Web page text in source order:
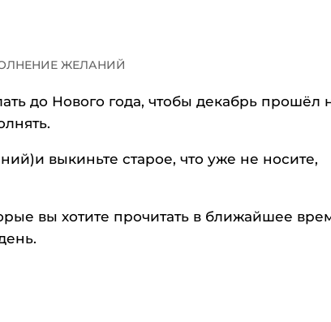
ЖЕЛАНИЙ
до Нового года, чтобы декабрь прошёл
выкиньте старое, что уже не носите,
вы хотите прочитать в ближайшее